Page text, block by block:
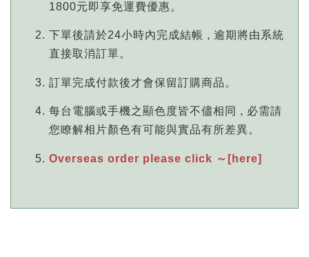
1800元即享免運費優惠。
下單後請於24小時內完成結帳 , 逾期將由系統
直接取消訂單。
訂單完成付款後才會保留訂購商品。
每台電腦或手機之顯色度皆不儘相同 , 必需請
您瞭解相片顏色有可能與實品有所差異。
Overseas order please click ～[here]